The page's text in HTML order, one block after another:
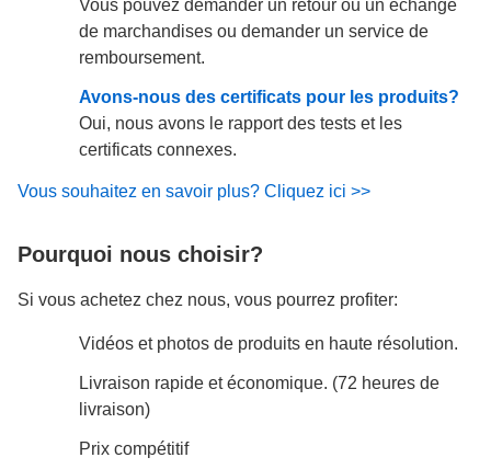
de marchandises ou demander un service de
remboursement.
Avons-nous des certificats pour les produits?
Oui, nous avons le rapport des tests et les
certificats connexes.
Vous souhaitez en savoir plus? Cliquez ici >>
Pourquoi nous choisir?
Si vous achetez chez nous, vous pourrez profiter:
Vidéos et photos de produits en haute résolution.
Livraison rapide et économique. (72 heures de
livraison)
Prix compétitif